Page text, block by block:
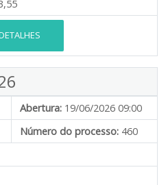
Abertura: 19/06/2026 09:00
Número do processo: 460